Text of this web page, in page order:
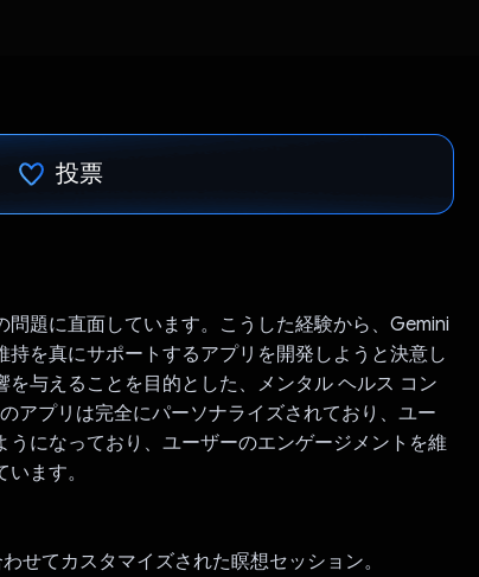
投票
問題に直面しています。こうした経験から、Gemini
を真にサポートするアプリを開発しようと決意し
与えることを目的とした、メンタル ヘルス コン
アプリは完全にパーソナライズされており、ユー
になっており、ユーザーのエンゲージメントを維
ます。
せてカスタマイズされた瞑想セッション。